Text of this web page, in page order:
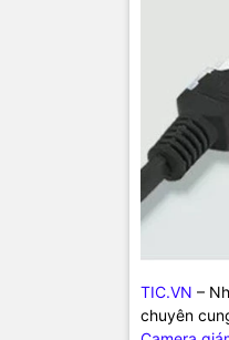
TIC.VN –
chuyên